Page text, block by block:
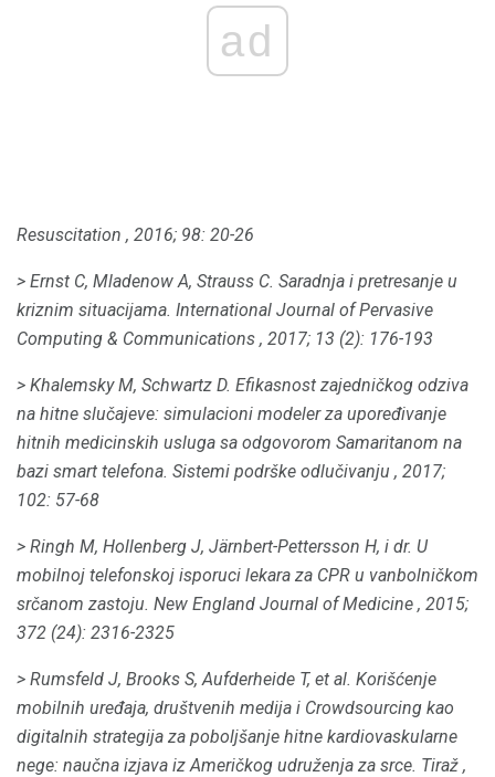
ad
Resuscitation , 2016; 98: 20-26
> Ernst C, Mladenow A, Strauss C. Saradnja i pretresanje u
kriznim situacijama. International Journal of Pervasive
Computing & Communications , 2017; 13 (2): 176-193
> Khalemsky M, Schwartz D. Efikasnost zajedničkog odziva
na hitne slučajeve: simulacioni modeler za upoređivanje
hitnih medicinskih usluga sa odgovorom Samaritanom na
bazi smart telefona. Sistemi podrške odlučivanju , 2017;
102: 57-68
> Ringh M, Hollenberg J, Järnbert-Pettersson H, i dr. U
mobilnoj telefonskoj isporuci lekara za CPR u vanbolničkom
srčanom zastoju. New England Journal of Medicine , 2015;
372 (24): 2316-2325
> Rumsfeld J, Brooks S, Aufderheide T, et al. Korišćenje
mobilnih uređaja, društvenih medija i Crowdsourcing kao
digitalnih strategija za poboljšanje hitne kardiovaskularne
nege: naučna izjava iz Američkog udruženja za srce. Tiraž ,